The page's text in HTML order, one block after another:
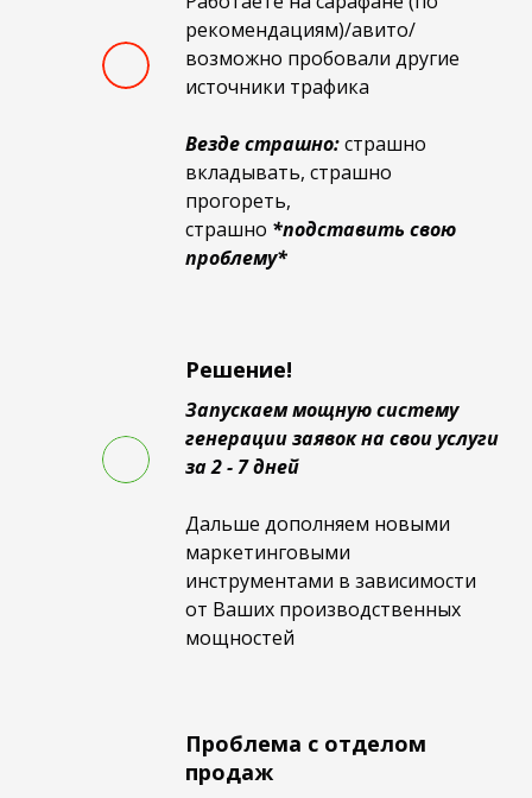
рекомендациям)/авито/
возможно пробовали другие
источники трафика
Везде страшно:страшно
вкладывать, страшно
прогореть,
страшно *подставить свою
проблему*
Решение!
Запускаеммощнуюсистему
генерации заявок на свои услуги
за 2 - 7 дней
Дальше дополняем новыми
маркетинговыми
инструментами в зависимости
от Ваших производственных
мощностей
Проблема с отделом
продаж